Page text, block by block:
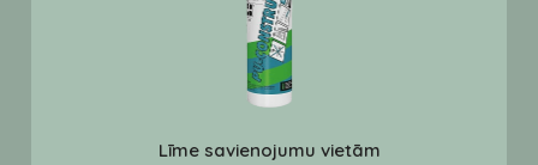
Līme savienojumu vietām